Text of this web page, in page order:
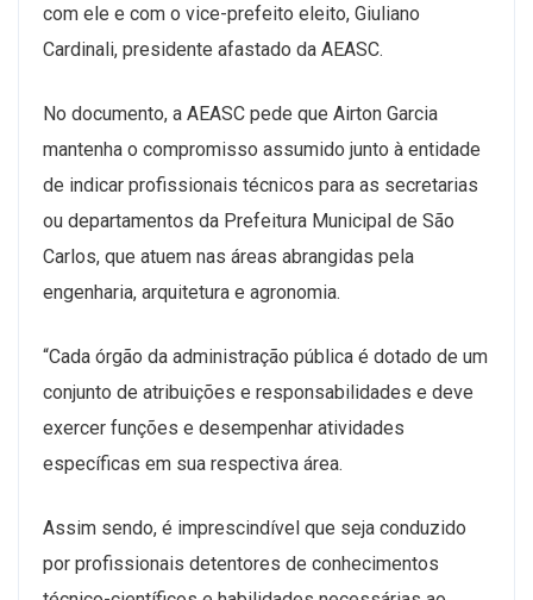
com ele e com o vice-prefeito eleito, Giuliano
Cardinali, presidente afastado da AEASC.
No documento, a AEASC pede que Airton Garcia
mantenha o compromisso assumido junto à entidade
de indicar profissionais técnicos para as secretarias
ou departamentos da Prefeitura Municipal de São
Carlos, que atuem nas áreas abrangidas pela
engenharia, arquitetura e agronomia.
“Cada órgão da administração pública é dotado de um
conjunto de atribuições e responsabilidades e deve
exercer funções e desempenhar atividades
específicas em sua respectiva área.
Assim sendo, é imprescindível que seja conduzido
por profissionais detentores de conhecimentos